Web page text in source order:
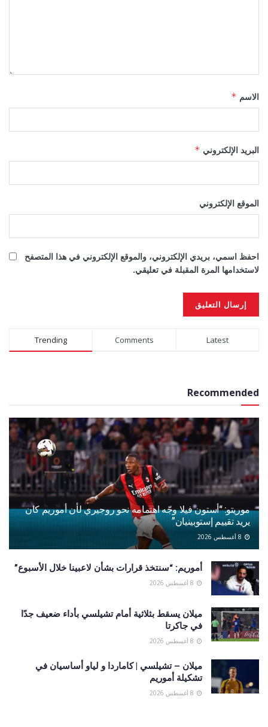
الاسم *
البريد الإلكتروني *
الموقع الإلكتروني
احفظ اسمي، بريدي الإلكتروني، والموقع الإلكتروني في هذا المتصفح
لاستخدامها المرة المقبلة في تعليقي.
Trending Comments Latest
Recommended
موريتو: “أستون فيلا وجّه اهتمامه نحو روجيري لأن أموريم كان
يريد تقييم إستوبينيان”
أموريم: “سنتخذ قرارات بشأن لاعبينا خلال الأسبوع”
ميلان يسقط بثلاثية أمام تشيلسي بأداء ضعيف جدًا
في جاكرتا
ميلان – تشيلسي | كاماردا و لياو أساسيان في
تشكيلة أموريم